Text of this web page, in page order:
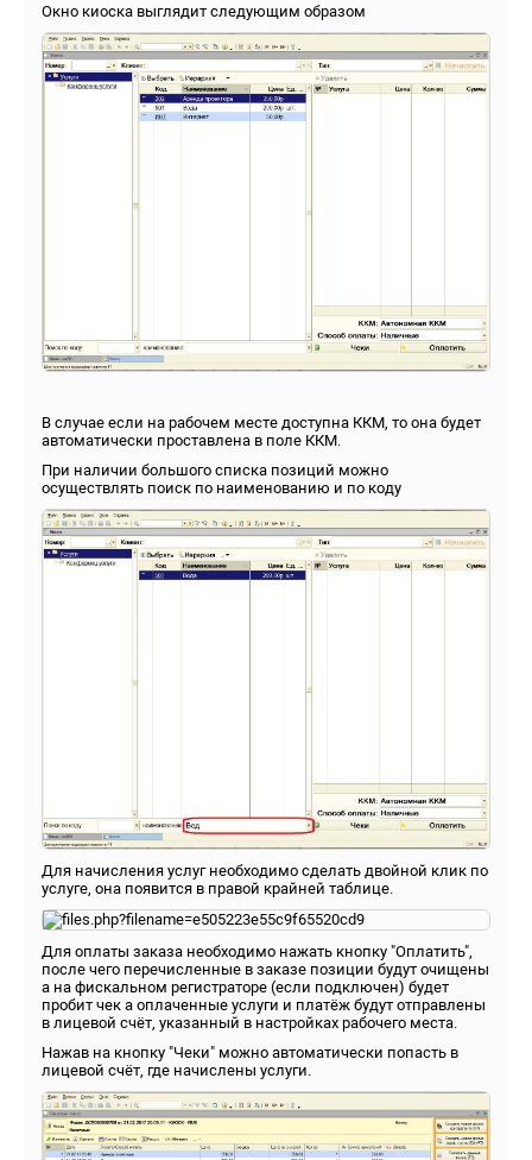
Окно киоска выглядит следующим образом
В случае если на рабочем месте доступна ККМ, то она будет
автоматически проставлена в поле ККМ.
При наличии большого списка позиций можно
осуществлять поиск по наименованию и по коду
Для начисления услуг необходимо сделать двойной клик по
услуге, она появится в правой крайней таблице.
Для оплаты заказа необходимо нажать кнопку "Оплатить",
после чего перечисленные в заказе позиции будут очищены
а на фискальном регистраторе (если подключен) будет
пробит чек а оплаченные услуги и платёж будут отправлены
в лицевой счёт, указанный в настройках рабочего места.
Нажав на кнопку "Чеки" можно автоматически попасть в
лицевой счёт, где начислены услуги.